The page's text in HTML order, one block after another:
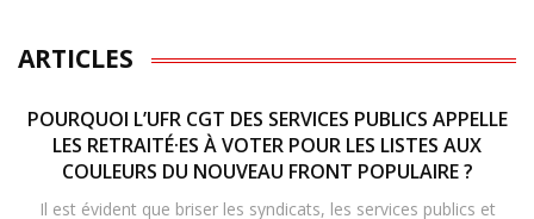
ARTICLES
POURQUOI L’UFR CGT DES SERVICES PUBLICS APPELLE
LES RETRAITÉ·ES À VOTER POUR LES LISTES AUX
COULEURS DU NOUVEAU FRONT POPULAIRE ?
Il est évident que briser les syndicats, les services publics et